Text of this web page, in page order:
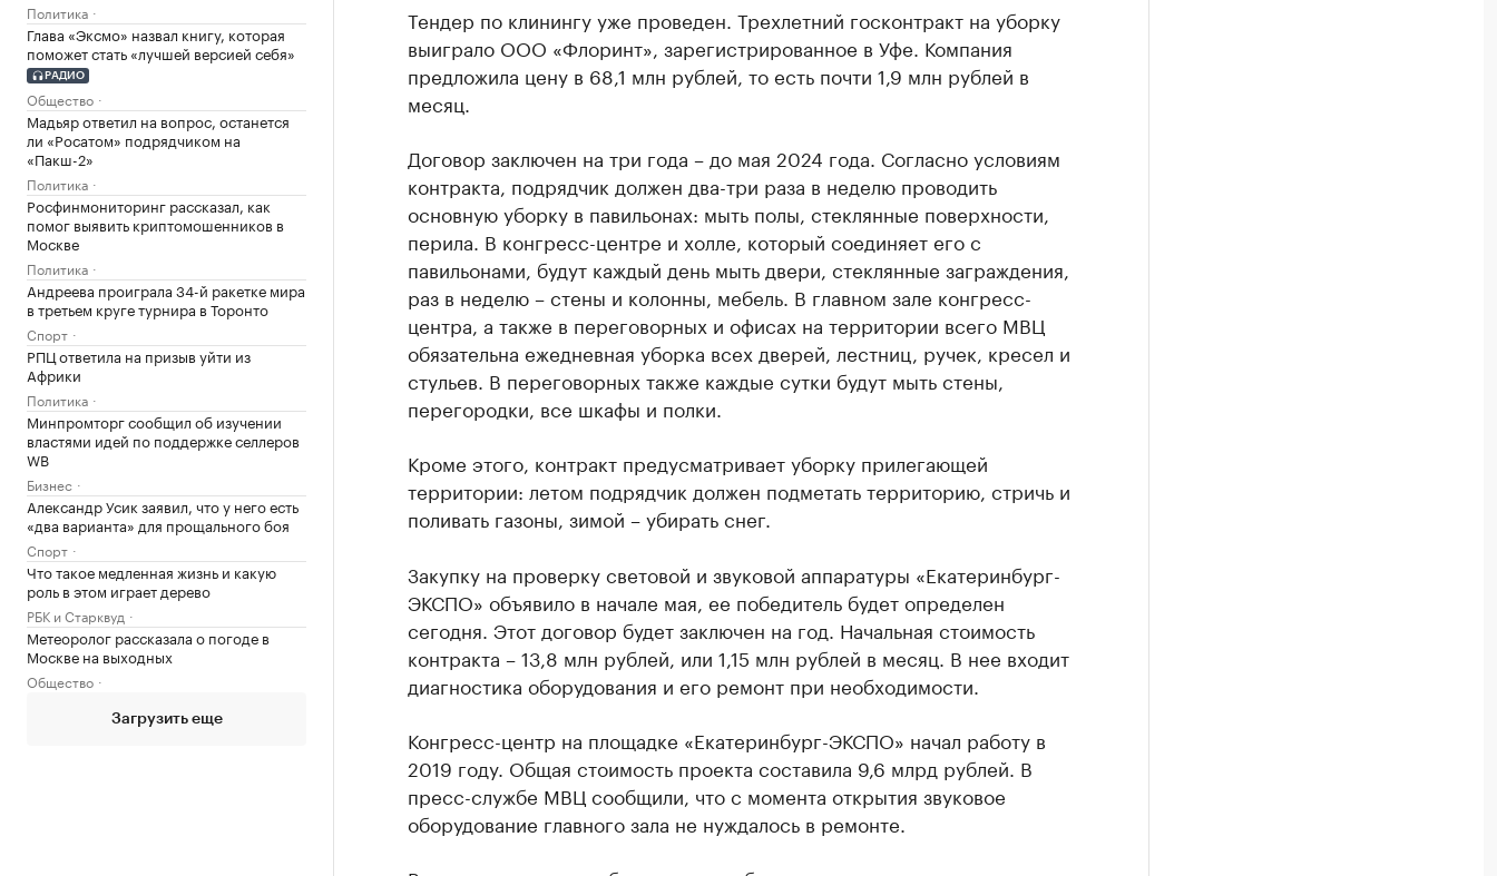
Политика
Глава «Эксмо» назвал книгу, которая
поможет стать «лучшей версией себя»
РАДИО
Общество
Мадьяр ответил на вопрос, останется
ли «Росатом» подрядчиком на
«Пакш-2»
Политика
Росфинмониторинг рассказал, как
помог выявить криптомошенников в
Москве
Политика
Андреева проиграла 34-й ракетке мира
в третьем круге турнира в Торонто
Спорт
РПЦ ответила на призыв уйти из
Африки
Политика
Минпромторг сообщил об изучении
властями идей по поддержке селлеров
WB
Бизнес
Александр Усик заявил, что у него есть
«два варианта» для прощального боя
Спорт
Что такое медленная жизнь и какую
роль в этом играет дерево
РБК и Старквуд
Метеоролог рассказала о погоде в
Москве на выходных
Общество
Загрузить еще
Тендер по клинингу уже проведен. Трехлетний госконтракт на уборку
выиграло ООО «Флоринт», зарегистрированное в Уфе. Компания
предложила цену в 68,1 млн рублей, то есть почти 1,9 млн рублей в
месяц.
Договор заключен на три года – до мая 2024 года. Согласно условиям
контракта, подрядчик должен два-три раза в неделю проводить
основную уборку в павильонах: мыть полы, стеклянные поверхности,
перила. В конгресс-центре и холле, который соединяет его с
павильонами, будут каждый день мыть двери, стеклянные заграждения,
раз в неделю – стены и колонны, мебель. В главном зале конгресс-
центра, а также в переговорных и офисах на территории всего МВЦ
обязательна ежедневная уборка всех дверей, лестниц, ручек, кресел и
стульев. В переговорных также каждые сутки будут мыть стены,
перегородки, все шкафы и полки.
Кроме этого, контракт предусматривает уборку прилегающей
территории: летом подрядчик должен подметать территорию, стричь и
поливать газоны, зимой – убирать снег.
Закупку на проверку световой и звуковой аппаратуры «Екатеринбург-
ЭКСПО» объявило в начале мая, ее победитель будет определен
сегодня. Этот договор будет заключен на год. Начальная стоимость
контракта – 13,8 млн рублей, или 1,15 млн рублей в месяц. В нее входит
диагностика оборудования и его ремонт при необходимости.
Конгресс-центр на площадке «Екатеринбург-ЭКСПО» начал работу в
2019 году. Общая стоимость проекта составила 9,6 млрд рублей. В
пресс-службе МВЦ сообщили, что с момента открытия звуковое
оборудование главного зала не нуждалось в ремонте.